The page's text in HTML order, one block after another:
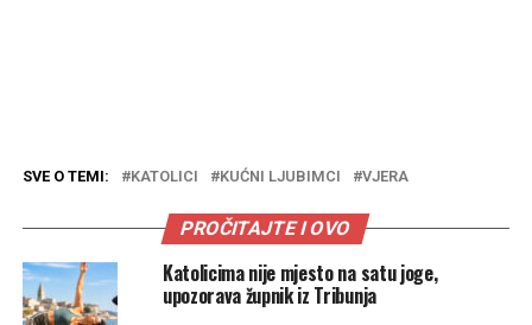
SVE O TEMI: KATOLICI KUĆNI LJUBIMCI VJERA
PROČITAJTE I OVO
Katolicima nije mjesto na satu joge,
upozorava župnik iz Tribunja